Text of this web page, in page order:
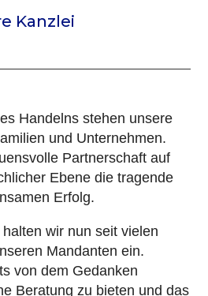
Kanzlei
Handelns stehen unsere
und Unternehmen.
Partnerschaft auf
Ebene die tragende
Erfolg.
wir nun seit vielen
Mandanten ein.
von dem Gedanken
Beratung zu bieten und das